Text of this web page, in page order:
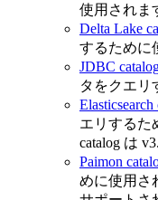
使用されま
Delta Lake
するために
JDBC
タをクエリ
Elasticsearch
エリするた
catalog は
Paimon
めに使用さ